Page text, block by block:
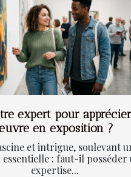
expert pour
en exposition ?
et intrigue, soulevant
essentielle : faut-il posséder
expertise...